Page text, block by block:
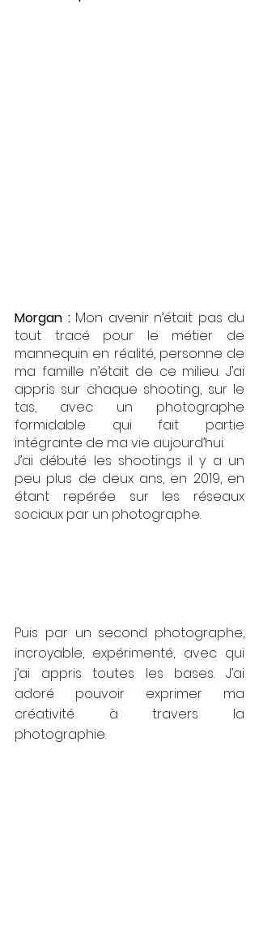
Morgan : Mon avenir n’était pas du
tout tracé pour le métier de
mannequin en réalité, personne de
ma famille n’était de ce milieu. J’ai
appris sur chaque shooting, sur le
tas, avec un photographe
formidable qui fait partie
intégrante de ma vie aujourd’hui.
J’ai débuté les shootings il y a un
peu plus de deux ans, en 2019, en
étant repérée sur les réseaux
sociaux par un photographe.
Puis par un second photographe,
incroyable, expérimenté, avec qui
j’ai appris toutes les bases. J’ai
adoré pouvoir exprimer ma
créativité à travers la
photographie.